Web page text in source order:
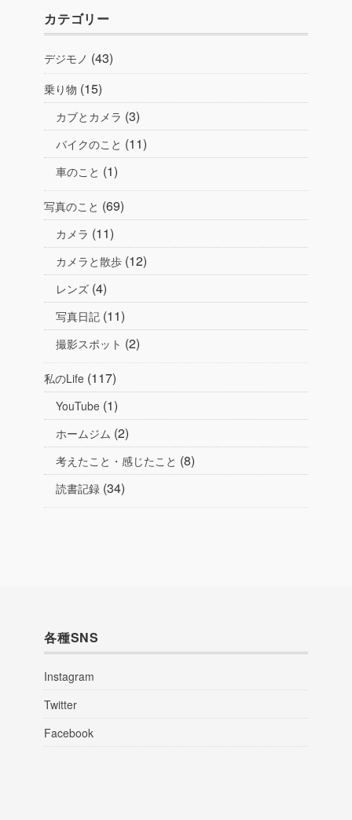
カテゴリー
デジモノ (43)
乗り物 (15)
カブとカメラ (3)
バイクのこと (11)
車のこと (1)
写真のこと (69)
カメラ (11)
カメラと散歩 (12)
レンズ (4)
写真日記 (11)
撮影スポット (2)
私のLife (117)
YouTube (1)
ホームジム (2)
考えたこと・感じたこと (8)
読書記録 (34)
各種SNS
Instagram
Twitter
Facebook